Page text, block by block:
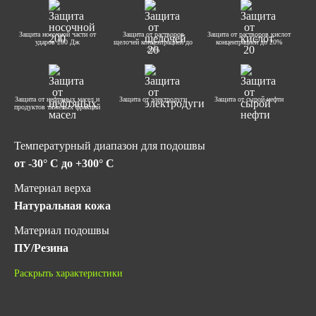
Защита носочной части от
ударов 200 Дж
Защита от растворов
щелочей концентрацией до
20%
Защита от растворов кислот
концентрацией до 20%
Защита от нефтяных масел и
продуктов тяжелых фракций
Защита от электродуги Защита от сырой нефти
Температурный диапазон для подошвы
от -30° C до +300° C
Материал верха
Натуральная кожа
Материал подошвы
ПУ/Резина
Метод крепления подошвы
Раскрыть характеристики